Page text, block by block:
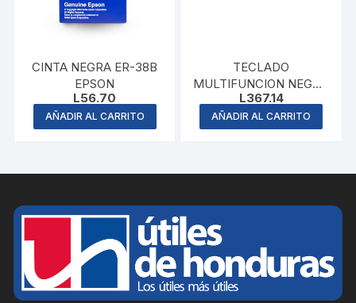
CINTA NEGRA ER-38B
EPSON
L56.70
AÑADIR AL CARRITO
TECLADO
MULTIFUNCION NEGRO
MAXELL
L367.14
AÑADIR AL CARRITO